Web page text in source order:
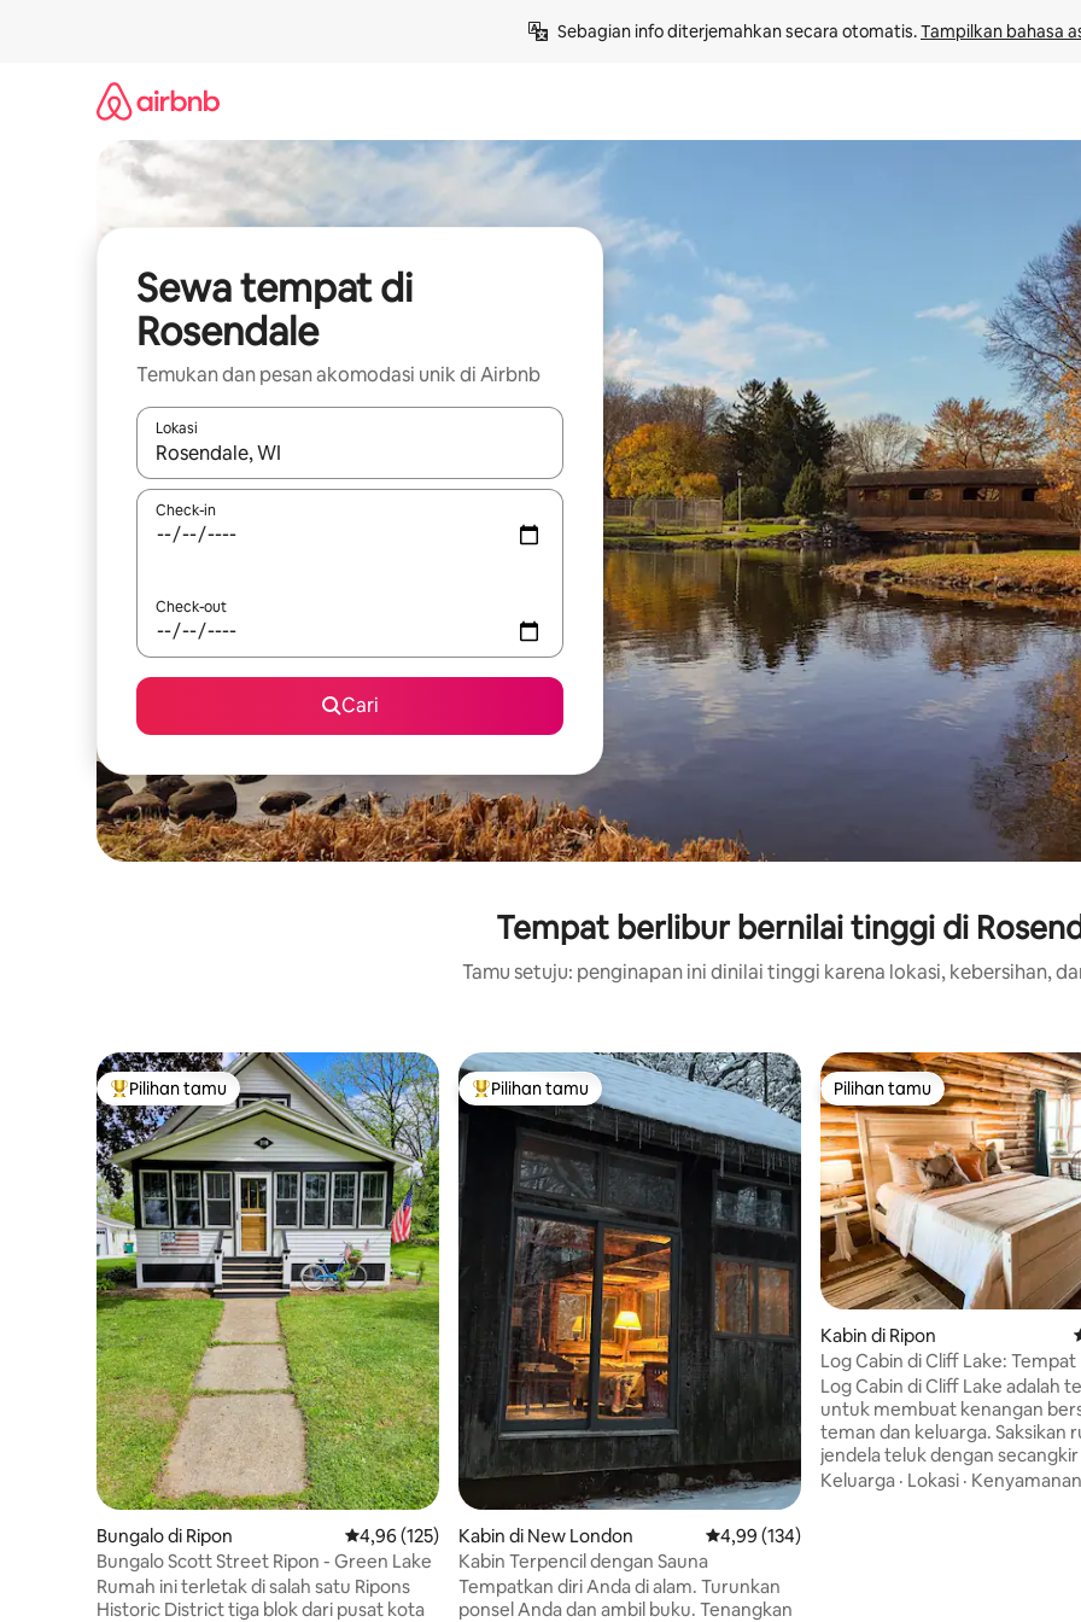
Sebagian info diterjemahkan secara otomatis. Tampilkan bahasa
Sewa tempat di
Rosendale
Temukan dan pesan akomodasi unik di Airbnb
Lokasi
Jika hasil yang dicari tersedia, telusuri dengan tombol panah ke atas dan ke bawah atau jelajahi dengan sentuhan atau
Check-in
Check-out
Cari
Tempat berlibur bernilai tinggi di
Tamu setuju: penginapan ini dinilai tinggi karena lokasi, kebersihan,
Pilihan tamu terpopuler
Pilihan tamu
Bungalo di Ripon Nilai rata-rata 4,96 dari 5, 125 ulasan
4,96 (125)
Bungalo Scott Street Ripon - Green Lake
Rumah ini terletak di salah satu Ripons
Historic District tiga blok dari pusat kota
Pilihan tamu terpopuler
Pilihan tamu
Kabin di New London Nilai rata-rata 4,99 dari 5, 134 ulasan
4,99 (134)
Kabin Terpencil dengan Sauna
Tempatkan diri Anda di alam. Turunkan
ponsel Anda dan ambil buku. Tenangkan
Pilihan tamu
Pilihan tamu
Kabin di Ripon
Log Cabin di Cliff Lake: Tempat
yang Cocok untuk Keluarga
Log Cabin di Cliff Lake adalah
untuk membuat kenangan
teman dan keluarga. Saksikan
jendela teluk dengan
teh hangat sebelum Anda
Keluarga · Lokasi · Kenyamanan